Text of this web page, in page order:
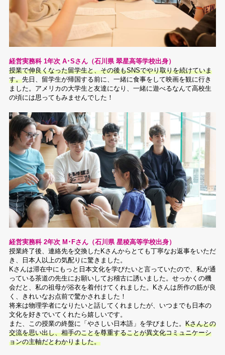
経営実務科 1年次 A･Sさん（石川県 翠星高等学校出身）
授業で伸良くなった留学生と、その後もSNSでやり取りを続けていま
す。先日、留学生が帰国する前に、一緒に食事をして映画を観に行き
ました。アメリカの大学生と友達になり、一緒に遊べるなんて高校生
の頃には思ってもみませんでした！
経営実務科 2年次 M･Fさん（石川県 星稜高等学校出身）
授業終了後、連絡先を交換したKさんからとても丁寧なお返事をいただ
き、日本人以上の気配りに驚きました。
Kさんは滞在中にもっと日本文化を学びたいと言っていたので、私が通
っている茶道の先生にお願いしてお稽古に誘いました。せっかくの機
会だと、私の祖母が浴衣を着付けてくれました。Kさんは所作の筋が良
く、きれいなお点前で驚かされました！
将来は物理学者になりたいと話してくれましたが、いつまでも日本の
文化を好きでいてくれたら嬉しいです。
また、この授業の終盤に「やさしい日本語」を学びました。 Kさんとの
交流を思い出し、相手のことを尊重することが異文化コミュニケーシ
ョンの主軸だとわかりました。